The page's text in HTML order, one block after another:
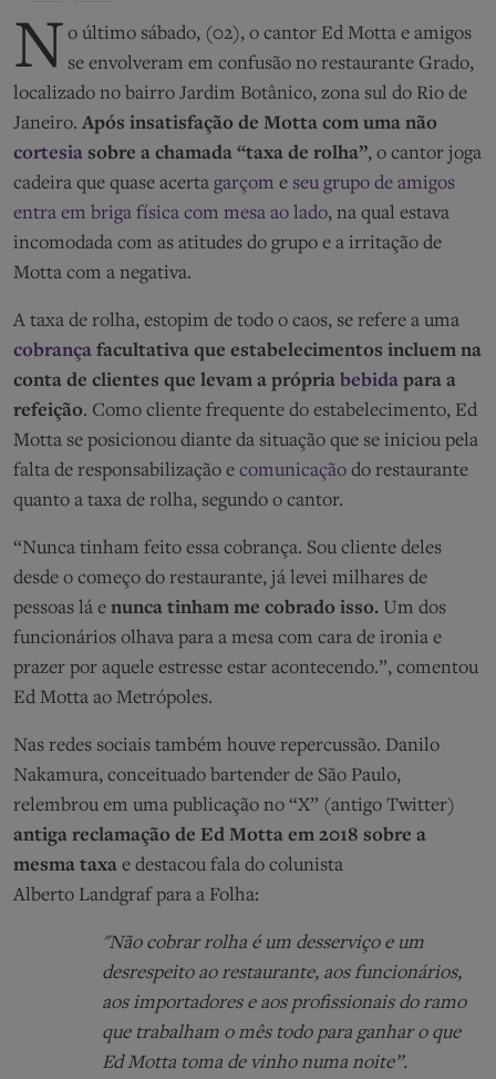
N o último sábado, (02), o cantor Ed Motta e amigos
se envolveram em confusão no restaurante Grado,
localizado no bairro Jardim Botânico, zona sul do Rio de
Janeiro. Após insatisfação de Motta com uma não
cortesia sobre a chamada “taxa de rolha”, o cantor joga
cadeira que quase acerta garçom e seu grupo de amigos
entra em briga física com mesa ao lado, na qual estava
incomodada com as atitudes do grupo e a irritação de
Motta com a negativa.
A taxa de rolha, estopim de todo o caos, se refere a uma
cobrança facultativa que estabelecimentos incluem na
conta de clientes que levam a própria bebida para a
refeição. Como cliente frequente do estabelecimento, Ed
Motta se posicionou diante da situação que se iniciou pela
falta de responsabilização e comunicação do restaurante
quanto a taxa de rolha, segundo o cantor.
“Nunca tinham feito essa cobrança. Sou cliente deles
desde o começo do restaurante, já levei milhares de
pessoas lá e nunca tinham me cobrado isso. Um dos
funcionários olhava para a mesa com cara de ironia e
prazer por aquele estresse estar acontecendo.”, comentou
Ed Motta ao Metrópoles.
Nas redes sociais também houve repercussão. Danilo
Nakamura, conceituado bartender de São Paulo,
relembrou em uma publicação no “X” (antigo Twitter)
antiga reclamação de Ed Motta em 2018 sobre a
mesma taxa e destacou fala do colunista
Alberto Landgraf para a Folha:
"Não cobrar rolha é um desserviço e um
desrespeito ao restaurante, aos funcionários,
aos importadores e aos profissionais do ramo
que trabalham o mês todo para ganhar o que
Ed Motta toma de vinho numa noite”.